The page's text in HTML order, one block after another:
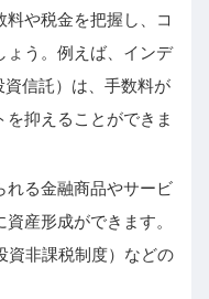
や税金を把握し、コ
ょう。例えば、インデ
信託）は、手数料が
抑えることができま
れる金融商品やサービ
産形成ができます。
資非課税制度）などの